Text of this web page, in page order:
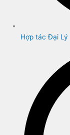
Hợp tác Đại Lý